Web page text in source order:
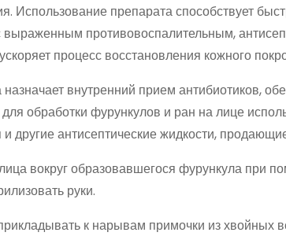
Использование препарата способствует
выраженным противовоспалительным,
процесс восстановления кожного
внутренний прием антибиотиков,
для обработки фурункулов и ран на лице
другие антисептические жидкости,
вокруг образовавшегося фурункула при
руки.
к нарывам примочки из хвойных